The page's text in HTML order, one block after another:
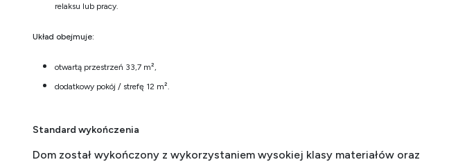
relaksu lub pracy.
Układ obejmuje:
otwartą przestrzeń 33,7 m²,
dodatkowy pokój / strefę 12 m².
Standard wykończenia
Dom został wykończony z wykorzystaniem wysokiej klasy materiałów oraz